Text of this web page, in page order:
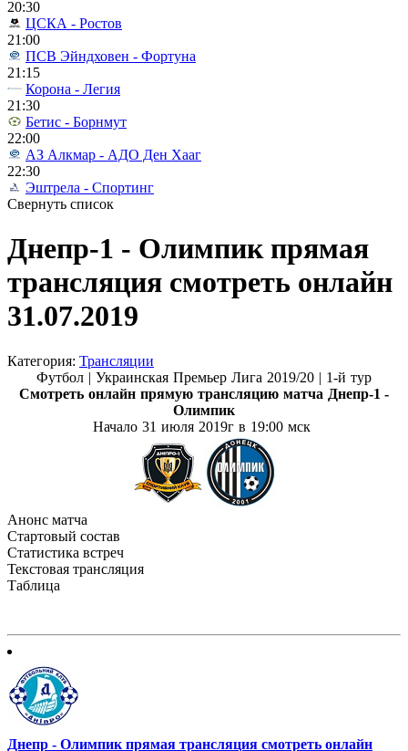
20:30
ЦСКА - Ростов
21:00
ПСВ Эйндховен - Фортуна
21:15
Корона - Легия
21:30
Бетис - Борнмут
22:00
АЗ Алкмар - АДО Ден Хааг
22:30
Эштрела - Спортинг
Свернуть список
Днепр-1 - Олимпик прямая
трансляция смотреть онлайн
31.07.2019
Категория: Трансляции
Футбол | Украинская Премьер Лига 2019/20 | 1-й тур
Смотреть онлайн прямую трансляцию матча Днепр-1 -
Олимпик
Начало 31 июля 2019г в 19:00 мск
Анонс матча
Стартовый состав
Статистика встреч
Текстовая трансляция
Таблица
Днепр - Олимпик прямая трансляция смотреть онлайн